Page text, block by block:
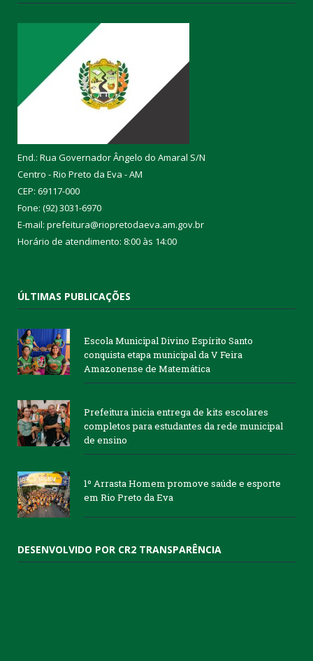
End.: Rua Governador Ângelo do Amaral S/N
Centro - Rio Preto da Eva - AM
CEP: 69117-000
Fone: (92) 3031-6970
E-mail: prefeitura@riopretodaeva.am.gov.br
Horário de atendimento: 8:00 às 14:00
ÚLTIMAS PUBLICAÇÕES
Escola Municipal Divino Espírito Santo
conquista etapa municipal da V Feira
Amazonense de Matemática
Prefeitura inicia entrega de kits escolares
completos para estudantes da rede municipal
de ensino
1º Arrasta Homem promove saúde e esporte
em Rio Preto da Eva
DESENVOLVIDO POR CR2 TRANSPARÊNCIA